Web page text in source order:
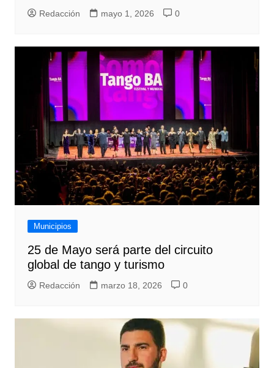
Redacción mayo 1, 2026 0
Municipios
25 de Mayo será parte del circuito
global de tango y turismo
Redacción marzo 18, 2026 0